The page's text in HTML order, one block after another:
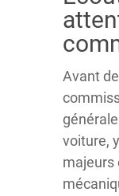
Avant
voiture,
majeurs